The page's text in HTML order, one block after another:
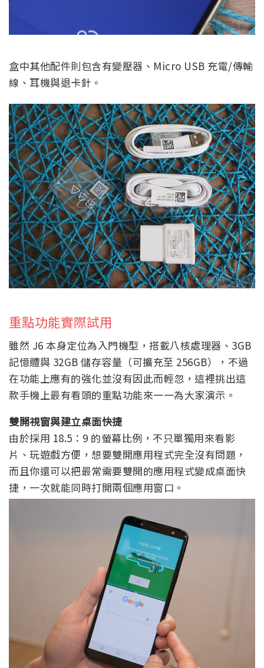
盒中其他配件則包含有變壓器、Micro USB 充電/傳輸
線、耳機與退卡針。
重點功能實際試用
雖然 J6 本身定位為入門機型，搭載八核處理器、3GB
記憶體與 32GB 儲存容量（可擴充至 256GB），不過
在功能上應有的強化並沒有因此而輕忽，這裡挑出這
款手機上最有看頭的重點功能來一一為大家演示。
雙開視窗與建立桌面快捷
由於採用 18.5：9 的螢幕比例，不只單獨用來看影
片、玩遊戲方便，想要雙開應用程式完全沒有問題，
而且你還可以把最常需要雙開的應用程式變成桌面快
捷，一次就能同時打開兩個應用窗口。